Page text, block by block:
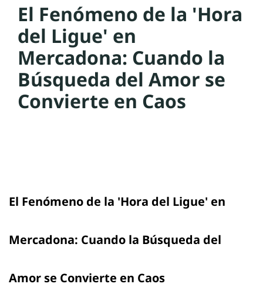
El Fenómeno de la 'Hora
del Ligue' en
Mercadona: Cuando la
Búsqueda del Amor se
Convierte en Caos
El Fenómeno de la 'Hora del Ligue' en
Mercadona: Cuando la Búsqueda del
Amor se Convierte en Caos